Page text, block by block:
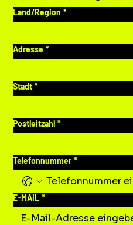
Mehrzeilige Adresse
Land/Region *
Adresse *
Stadt *
Postleitzahl *
Telefonnummer *
E-MAIL *